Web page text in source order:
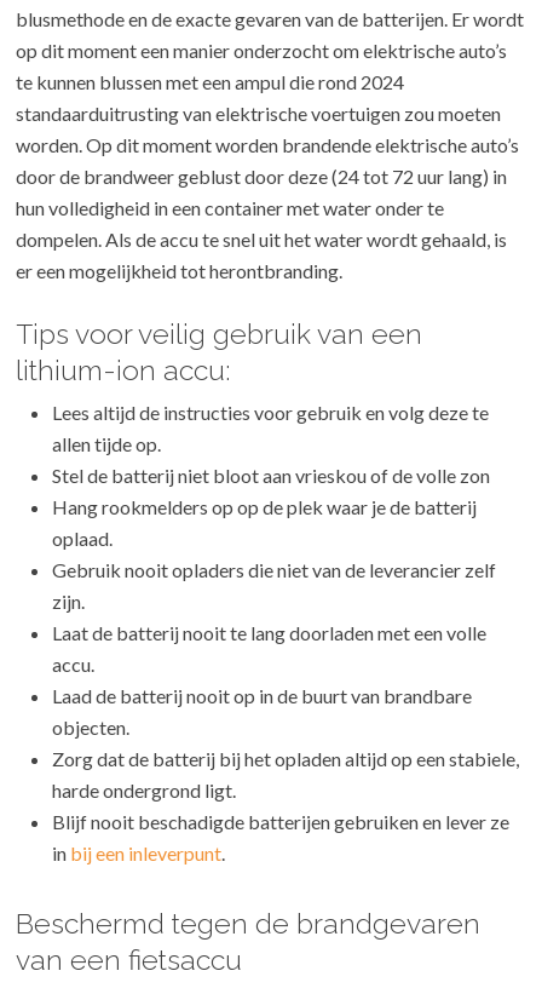
blusmethode en de exacte gevaren van de batterijen. Er wordt
op dit moment een manier onderzocht om elektrische auto’s
te kunnen blussen met een ampul die rond 2024
standaarduitrusting van elektrische voertuigen zou moeten
worden. Op dit moment worden brandende elektrische auto’s
door de brandweer geblust door deze (24 tot 72 uur lang) in
hun volledigheid in een container met water onder te
dompelen. Als de accu te snel uit het water wordt gehaald, is
er een mogelijkheid tot herontbranding.
Tips voor veilig gebruik van een
lithium-ion accu:
Lees altijd de instructies voor gebruik en volg deze te
allen tijde op.
Stel de batterij niet bloot aan vrieskou of de volle zon
Hang rookmelders op op de plek waar je de batterij
oplaad.
Gebruik nooit opladers die niet van de leverancier zelf
zijn.
Laat de batterij nooit te lang doorladen met een volle
accu.
Laad de batterij nooit op in de buurt van brandbare
objecten.
Zorg dat de batterij bij het opladen altijd op een stabiele,
harde ondergrond ligt.
Blijf nooit beschadigde batterijen gebruiken en lever ze
in bij een inleverpunt.
Beschermd tegen de brandgevaren
van een fietsaccu